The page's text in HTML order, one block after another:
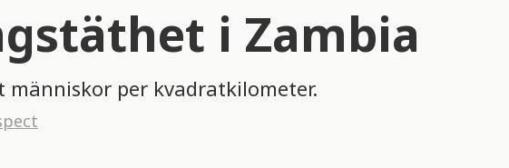
i Zambia
per kvadratkilometer.